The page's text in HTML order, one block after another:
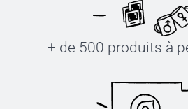
+ de 500 produits à